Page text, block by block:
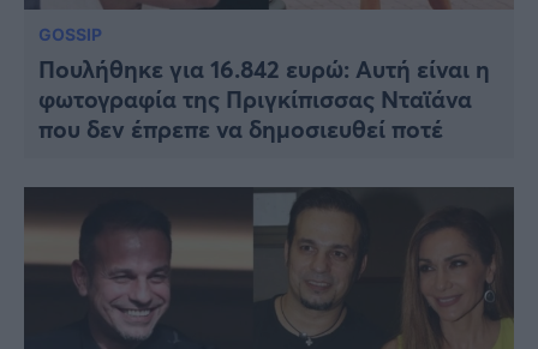
GOSSIP
Πουλήθηκε για 16.842 ευρώ: Αυτή είναι η
φωτογραφία της Πριγκίπισσας Νταϊάνα
που δεν έπρεπε να δημοσιευθεί ποτέ